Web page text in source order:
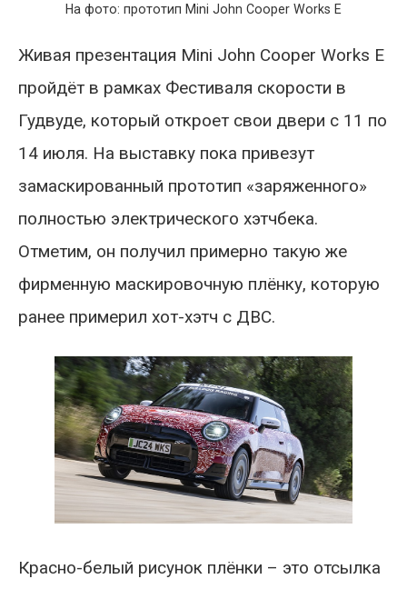
На фото: прототип Mini John Cooper Works E
Живая презентация Mini John Cooper Works E
пройдёт в рамках Фестиваля скорости в
Гудвуде, который откроет свои двери с 11 по
14 июля. На выставку пока привезут
замаскированный прототип «заряженного»
полностью электрического хэтчбека.
Отметим, он получил примерно такую же
фирменную маскировочную плёнку, которую
ранее примерил хот-хэтч с ДВС.
Красно-белый рисунок плёнки – это отсылка